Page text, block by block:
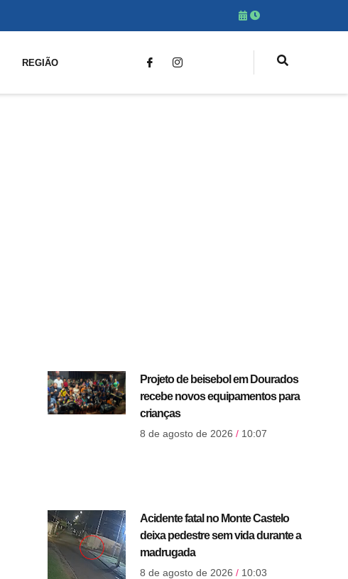
REGIÃO
Projeto de beisebol em Dourados
recebe novos equipamentos para
crianças
8 de agosto de 2026 10:07
Acidente fatal no Monte Castelo
deixa pedestre sem vida durante a
madrugada
8 de agosto de 2026 10:03